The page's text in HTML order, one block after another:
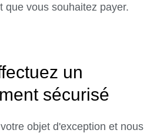
que vous souhaitez payer.
un
sécurisé
objet d'exception et nous